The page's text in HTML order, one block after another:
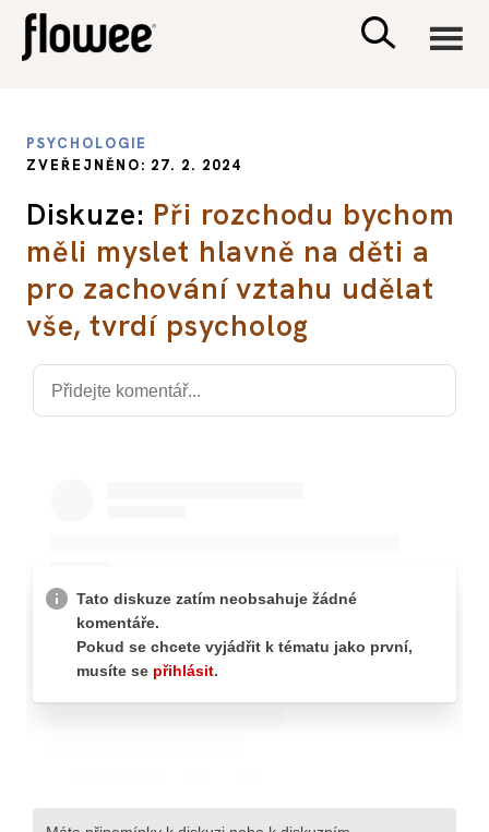
PSYCHOLOGIE
RODINA A DĚTI
SEX A VZTAHY
PSYCHOLOGIE
ZVEŘEJNĚNO: 27. 2. 2024
Diskuze: Při rozchodu bychom
měli myslet hlavně na děti a
pro zachování vztahu udělat
vše, tvrdí psycholog